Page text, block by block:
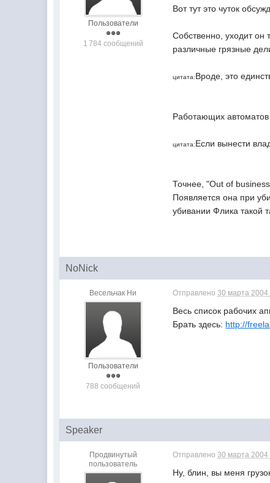
Пользователи
1 784 сообщений
Вот тут это чуток
Собственно, уходит он
различные грязные
цитата:Вроде, это
Работающих автоматов
цитата:Если вынести
Точнее, "Out of
Появляется она при
убивании Флика такой
NoNick
Весельчак Ни
Пользователи
788 сообщений
Отправлено30 марта 2004
Весь список рабочих
Брать здесь: http://
Speaker
Продвинутый
пользователь
Отправлено30 марта 2004
Ну, блин, вы меня